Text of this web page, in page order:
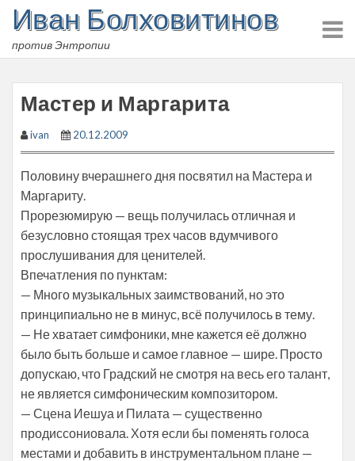
Skip
content
Иван Болховитинов
против Энтропии
Мастер и Маргарита
ivan 20.12.2009
Половину вчерашнего дня посвятил на Мастера и
Маргариту.
Прорезюмирую — вещь получилась отличная и
безусловно стоящая трех часов вдумчивого
прослушивания для ценителей.
Впечатления по пунктам:
— Много музыкальных заимствований, но это
принципиально не в минус, всё получилось в тему.
— Не хватает симфоники, мне кажется её должно
было быть больше и самое главное — шире. Просто
допускаю, что Градский не смотря на весь его талант,
не является симфоническим композитором.
— Сцена Иешуа и Пилата — существенно
продиссониовала. Хотя если бы поменять голоса
местами и добавить в инструментальном плане —